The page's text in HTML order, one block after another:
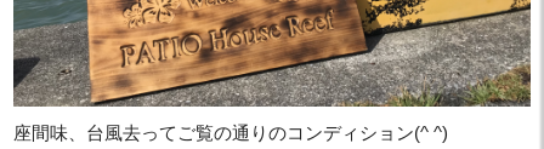
座間味、台風去ってご覧の通りのコンディション(^ ^)